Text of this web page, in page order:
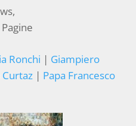
,
Pagine
Ronchi | Giampiero
Curtaz | Papa Francesco